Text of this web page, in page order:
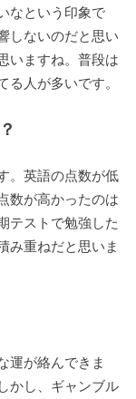
なという印象で
しないのだと思い
いますね。普段は
る人が多いです。
。英語の点数が低
数が高かったのは
テストで勉強した
み重ねだと思いま
運が絡んできま
かし、ギャンブル